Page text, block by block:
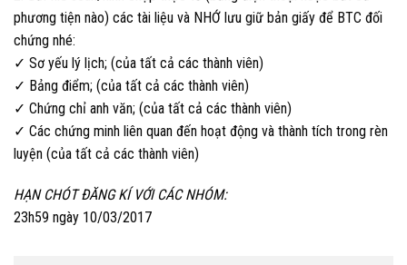
phương tiện nào) các tài liệu và NHỚ lưu giữ bản giấy để BTC đối
chứng nhé:
✓ Sơ yếu lý lịch; (của tất cả các thành viên)
✓ Bảng điểm; (của tất cả các thành viên)
✓ Chứng chỉ anh văn; (của tất cả các thành viên)
✓ Các chứng minh liên quan đến hoạt động và thành tích trong rèn
luyện (của tất cả các thành viên)
HẠN CHÓT ĐĂNG KÍ VỚI CÁC NHÓM:
23h59 ngày 10/03/2017